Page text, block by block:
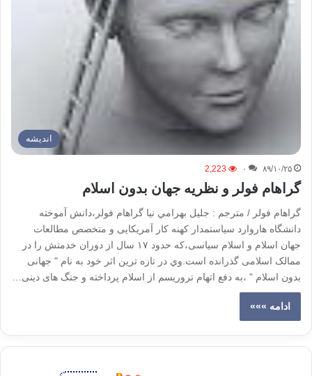
اندیشه
۸۹/۱۰/۲۵ ۰ 2,223
گراهام فولر و نظريه جهان بدون اسلام
گراهام فولر / مترجم : جليل بهرامي نيا گراهام فولر،دانش آموخته
دانشگاه هاروارد سیاستمدار کهنه کار آمریکایی و متخصص مطالعات
جهان اسلام و اسلام سیاسی،که حدود ۱۷ سال از دوران خدمتش را در
ممالک اسلامی گذرانده است.وي در تازه ترین اثر خود به نام " جهانی
بدون اسلام " ،به دفع اتهام تروریسم از اسلام پرداخته و جنگ های دینی…
ادامه »»»